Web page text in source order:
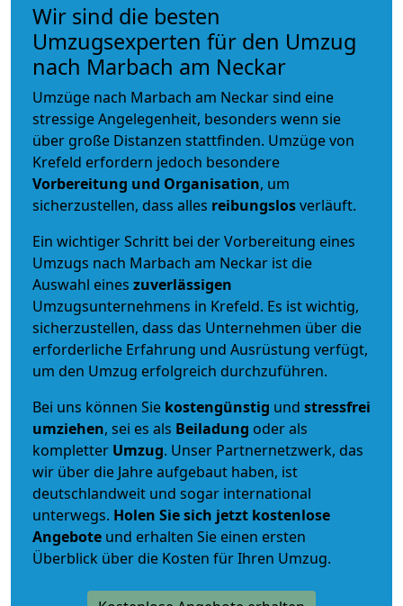
Wir sind die besten
Umzugsexperten für den Umzug
nach Marbach am Neckar
Umzüge nach Marbach am Neckar sind eine
stressige Angelegenheit, besonders wenn sie
über große Distanzen stattfinden. Umzüge von
Krefeld erfordern jedoch besondere
Vorbereitung und Organisation, um
sicherzustellen, dass alles reibungslosverläuft.
Ein wichtiger Schritt bei der Vorbereitung eines
Umzugs nach Marbach am Neckar ist die
Auswahl eines zuverlässigen
Umzugsunternehmens in Krefeld. Es ist wichtig,
sicherzustellen, dass das Unternehmen über die
erforderliche Erfahrung und Ausrüstung verfügt,
um den Umzug erfolgreich durchzuführen.
Bei uns können Sie kostengünstig und stressfrei
umziehen, sei es als Beiladung oder als
kompletter Umzug. Unser Partnernetzwerk, das
wir über die Jahre aufgebaut haben, ist
deutschlandweit und sogar international
unterwegs. Holen Sie sich jetzt kostenlose
Angebote und erhalten Sie einen ersten
Überblick über die Kosten für Ihren Umzug.